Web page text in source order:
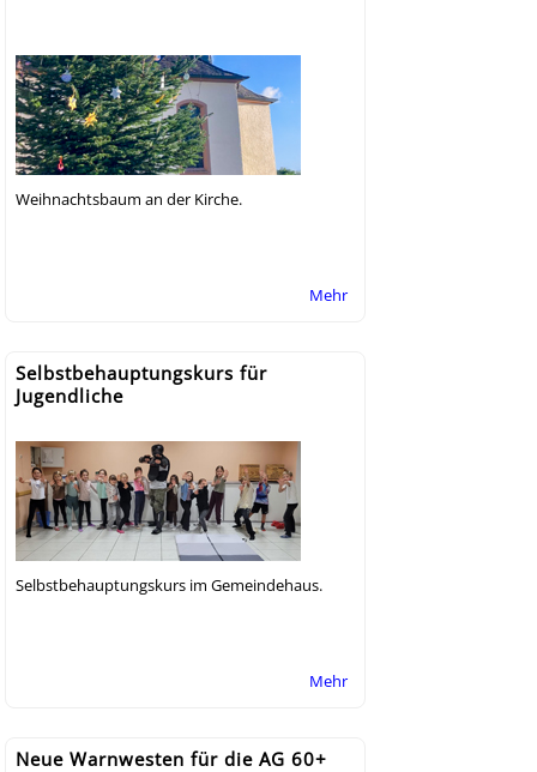
Weihnachtsbaum an der Kirche.
Mehr
Selbstbehauptungskurs für
Jugendliche
Selbstbehauptungskurs im Gemeindehaus.
Mehr
Neue Warnwesten für die AG 60+